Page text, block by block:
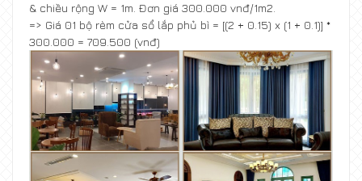
& chiều rộng W = 1m. Đơn giá 300.000 vnđ/1m2.
=> Giá 01 bộ rèm cửa sổ lắp phủ bì = [(2 + 0.15) x (1 + 0.1)] *
300.000 = 709.500 (vnđ)